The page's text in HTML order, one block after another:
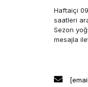
Haftaiçi
saatleri
Sezon
mesajla